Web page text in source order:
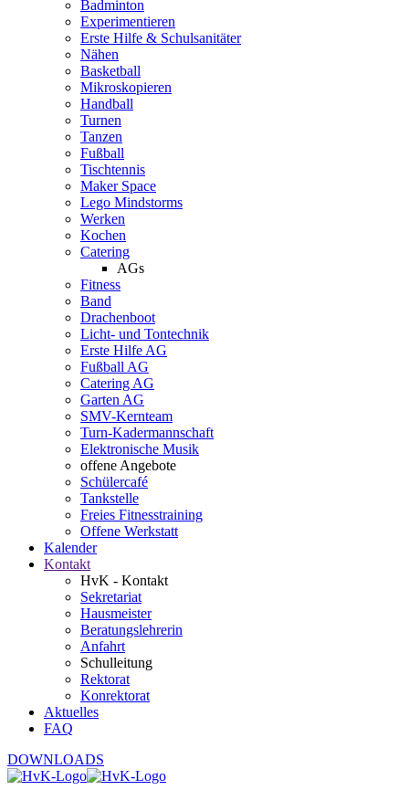
Badminton
Experimentieren
Erste Hilfe & Schulsanitäter
Nähen
Basketball
Mikroskopieren
Handball
Turnen
Tanzen
Fußball
Tischtennis
Maker Space
Lego Mindstorms
Werken
Kochen
Catering
AGs
Fitness
Band
Drachenboot
Licht- und Tontechnik
Erste Hilfe AG
Fußball AG
Catering AG
Garten AG
SMV-Kernteam
Turn-Kadermannschaft
Elektronische Musik
offene Angebote
Schülercafé
Tankstelle
Freies Fitnesstraining
Offene Werkstatt
Kalender
Kontakt
HvK - Kontakt
Sekretariat
Hausmeister
Beratungslehrerin
Anfahrt
Schulleitung
Rektorat
Konrektorat
Aktuelles
FAQ
DOWNLOADS